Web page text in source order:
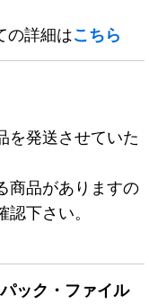
の詳細はこちら
を発送させていた
商品がありますの
下さい。
ック・ファイル